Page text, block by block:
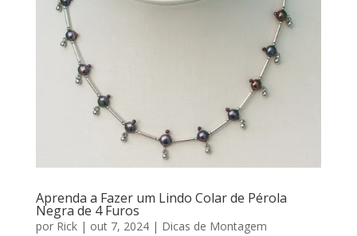
Aprenda a Fazer um Lindo Colar de Pérola
Negra de 4 Furos
por Rick| out 7, 2024| Dicas de Montagem